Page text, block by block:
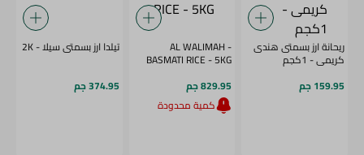
ريحانة ارز بسمتى هندى
كريمى - 1كجم
159.95 جم
- AL WALIMAH
BASMATI RICE - 5KG
829.95 جم
كمية محدودة
تيلدا ارز بسمتى سيلا - 2K
374.95 جم